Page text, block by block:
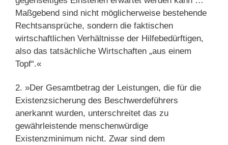
Maßgebend sind nicht möglicherweise bestehende
Rechtsansprüche, sondern die faktischen
wirtschaftlichen Verhältnisse der Hilfebedürftigen,
also das tatsächliche Wirtschaften „aus einem
Topf“.«
2. »Der Gesamtbetrag der Leistungen, die für die
Existenzsicherung des Beschwerdeführers
anerkannt wurden, unterschreitet das zu
gewährleistende menschenwürdige
Existenzminimum nicht. Zwar sind dem